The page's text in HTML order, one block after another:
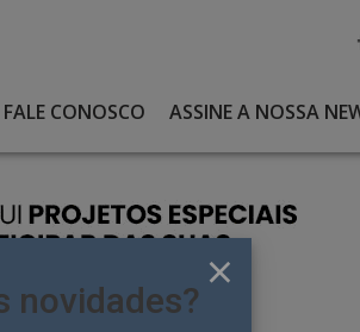
FALE CONOSCO ASSINE A NOSSA
×
novidades?